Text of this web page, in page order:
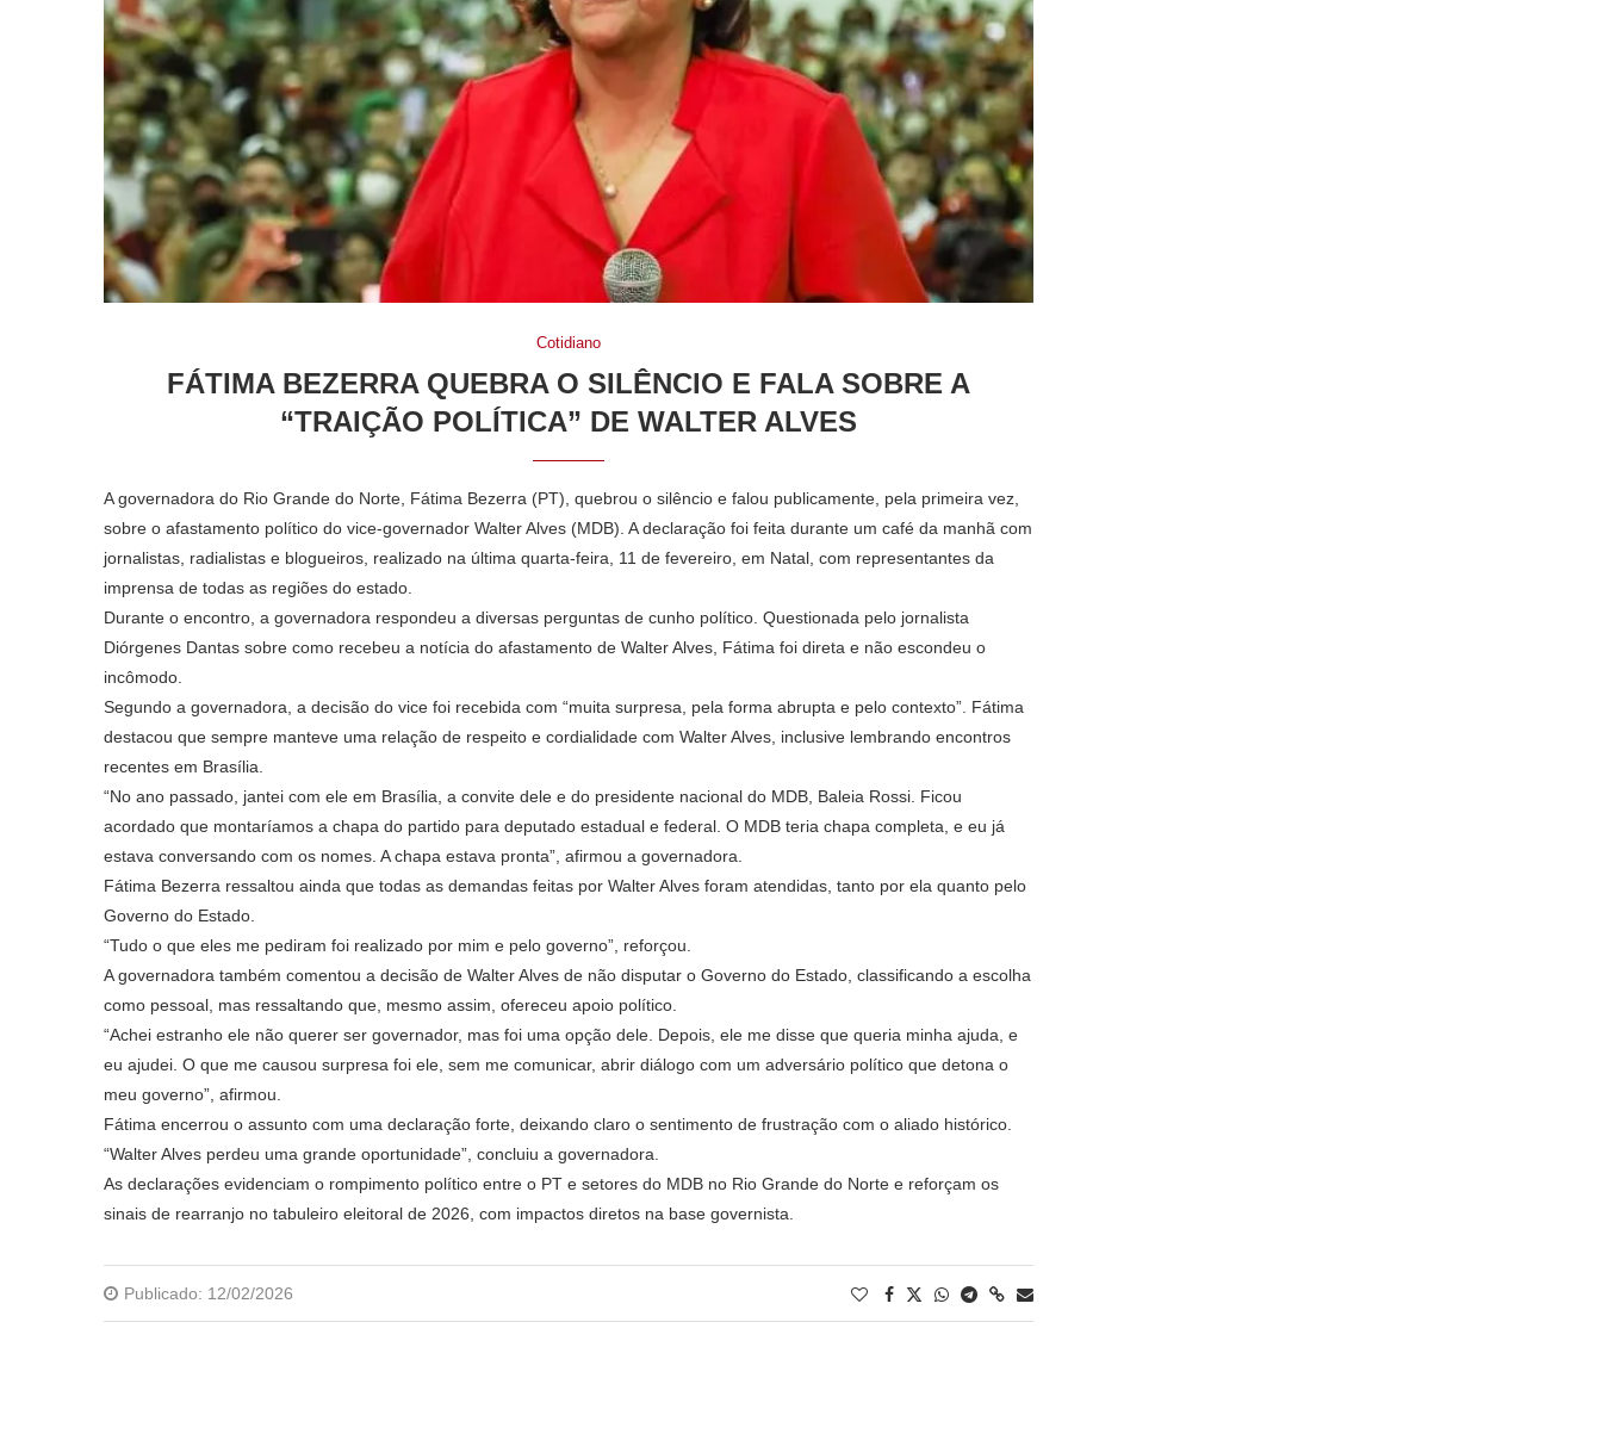
Cotidiano
FÁTIMA BEZERRA QUEBRA O SILÊNCIO E FALA SOBRE A
“TRAIÇÃO POLÍTICA” DE WALTER ALVES
A governadora do Rio Grande do Norte, Fátima Bezerra (PT), quebrou o silêncio e falou publicamente, pela primeira vez,
sobre o afastamento político do vice-governador Walter Alves (MDB). A declaração foi feita durante um café da manhã com
jornalistas, radialistas e blogueiros, realizado na última quarta-feira, 11 de fevereiro, em Natal, com representantes da
imprensa de todas as regiões do estado.
Durante o encontro, a governadora respondeu a diversas perguntas de cunho político. Questionada pelo jornalista
Diórgenes Dantas sobre como recebeu a notícia do afastamento de Walter Alves, Fátima foi direta e não escondeu o
incômodo.
Segundo a governadora, a decisão do vice foi recebida com “muita surpresa, pela forma abrupta e pelo contexto”. Fátima
destacou que sempre manteve uma relação de respeito e cordialidade com Walter Alves, inclusive lembrando encontros
recentes em Brasília.
“No ano passado, jantei com ele em Brasília, a convite dele e do presidente nacional do MDB, Baleia Rossi. Ficou
acordado que montaríamos a chapa do partido para deputado estadual e federal. O MDB teria chapa completa, e eu já
estava conversando com os nomes. A chapa estava pronta”, afirmou a governadora.
Fátima Bezerra ressaltou ainda que todas as demandas feitas por Walter Alves foram atendidas, tanto por ela quanto pelo
Governo do Estado.
“Tudo o que eles me pediram foi realizado por mim e pelo governo”, reforçou.
A governadora também comentou a decisão de Walter Alves de não disputar o Governo do Estado, classificando a escolha
como pessoal, mas ressaltando que, mesmo assim, ofereceu apoio político.
“Achei estranho ele não querer ser governador, mas foi uma opção dele. Depois, ele me disse que queria minha ajuda, e
eu ajudei. O que me causou surpresa foi ele, sem me comunicar, abrir diálogo com um adversário político que detona o
meu governo”, afirmou.
Fátima encerrou o assunto com uma declaração forte, deixando claro o sentimento de frustração com o aliado histórico.
“Walter Alves perdeu uma grande oportunidade”, concluiu a governadora.
As declarações evidenciam o rompimento político entre o PT e setores do MDB no Rio Grande do Norte e reforçam os
sinais de rearranjo no tabuleiro eleitoral de 2026, com impactos diretos na base governista.
Publicado: 12/02/2026